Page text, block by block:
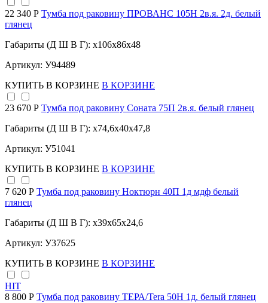
22 340 Р Тумба под раковину ПРОВАНС 105Н 2в.я. 2д. белый
глянец
Габариты (Д Ш В Г): x106x86x48
Артикул: У94489
КУПИТЬ В КОРЗИНЕ В КОРЗИНЕ
23 670 Р Тумба под раковину Соната 75П 2в.я. белый глянец
Габариты (Д Ш В Г): x74,6x40x47,8
Артикул: У51041
КУПИТЬ В КОРЗИНЕ В КОРЗИНЕ
7 620 Р Тумба под раковину Ноктюрн 40П 1д мдф белый
глянец
Габариты (Д Ш В Г): x39x65x24,6
Артикул: У37625
КУПИТЬ В КОРЗИНЕ В КОРЗИНЕ
HIT
8 800 Р Тумба под раковину ТЕРА/Tera 50Н 1д. белый глянец